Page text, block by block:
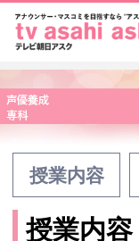
授業内容
授業内容